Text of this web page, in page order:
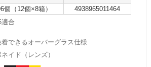
個（12個×8箱）
4938965011464
合
できるオーバーグラス仕様
イド（レンズ）